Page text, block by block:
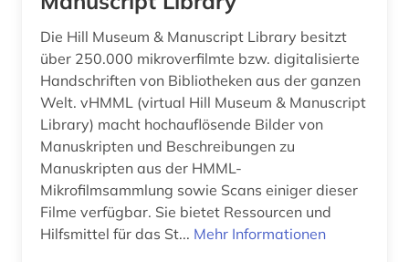
humanismus (1)
höfling (1)
immobilien (1)
immobilienwirtschaft (1)
incipit (1)
inkunabel (1)
installation <kunst> (1)
Die Hill Museum & Manuscript Library besitzt
über 250.000 mikroverfilmte bzw. digitalisierte
Handschriften von Bibliotheken aus der ganzen
Welt. vHMML (virtual Hill Museum & Manuscript
Library) macht hochauflösende Bilder von
Manuskripten und Beschreibungen zu
Manuskripten aus der HMML-
Mikrofilmsammlung sowie Scans einiger dieser
Filme verfügbar. Sie bietet Ressourcen und
Hilfsmittel für das St... Mehr Informationen